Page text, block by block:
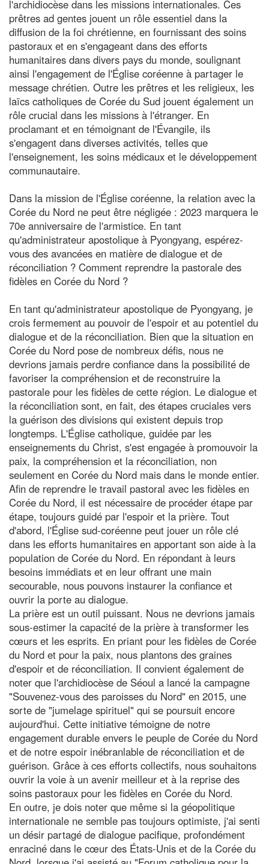
l'archidiocèse dans les missions internationales. Ces
prêtres ad gentes jouent un rôle essentiel dans la
diffusion de la foi chrétienne, en fournissant des soins
pastoraux et en s'engageant dans des efforts
humanitaires dans divers pays du monde, soulignant
ainsi l'engagement de l'Église coréenne à partager le
message chrétien. Outre les prêtres et les religieux, les
laïcs catholiques de Corée du Sud jouent également un
rôle crucial dans les missions à l'étranger. En
proclamant et en témoignant de l'Évangile, ils
s'engagent dans diverses activités, telles que
l'enseignement, les soins médicaux et le développement
communautaire.
Dans la mission de l'Église coréenne, la relation avec la
Corée du Nord ne peut être négligée : 2023 marquera le
70e anniversaire de l'armistice. En tant
qu'administrateur apostolique à Pyongyang, espérez-
vous des avancées en matière de dialogue et de
réconciliation ? Comment reprendre la pastorale des
fidèles en Corée du Nord ?
En tant qu'administrateur apostolique de Pyongyang, je
crois fermement au pouvoir de l'espoir et au potentiel du
dialogue et de la réconciliation. Bien que la situation en
Corée du Nord pose de nombreux défis, nous ne
devrions jamais perdre confiance dans la possibilité de
favoriser la compréhension et de reconstruire la
pastorale pour les fidèles de cette région. Le dialogue et
la réconciliation sont, en fait, des étapes cruciales vers
la guérison des divisions qui existent depuis trop
longtemps. L'Église catholique, guidée par les
enseignements du Christ, s'est engagée à promouvoir la
paix, la compréhension et la réconciliation, non
seulement en Corée du Nord mais dans le monde entier.
Afin de reprendre le travail pastoral avec les fidèles en
Corée du Nord, il est nécessaire de procéder étape par
étape, toujours guidé par l'espoir et la prière. Tout
d'abord, l'Église sud-coréenne peut jouer un rôle clé
dans les efforts humanitaires en apportant son aide à la
population de Corée du Nord. En répondant à leurs
besoins immédiats et en leur offrant une main
secourable, nous pouvons instaurer la confiance et
ouvrir la porte au dialogue.
La prière est un outil puissant. Nous ne devrions jamais
sous-estimer la capacité de la prière à transformer les
cœurs et les esprits. En priant pour les fidèles de Corée
du Nord et pour la paix, nous plantons des graines
d'espoir et de réconciliation. Il convient également de
noter que l'archidiocèse de Séoul a lancé la campagne
"Souvenez-vous des paroisses du Nord" en 2015, une
sorte de "jumelage spirituel" qui se poursuit encore
aujourd'hui. Cette initiative témoigne de notre
engagement durable envers le peuple de Corée du Nord
et de notre espoir inébranlable de réconciliation et de
guérison. Grâce à ces efforts collectifs, nous souhaitons
ouvrir la voie à un avenir meilleur et à la reprise des
soins pastoraux pour les fidèles en Corée du Nord.
En outre, je dois noter que même si la géopolitique
internationale ne semble pas toujours optimiste, j'ai senti
un désir partagé de dialogue pacifique, profondément
enraciné dans le cœur des États-Unis et de la Corée du